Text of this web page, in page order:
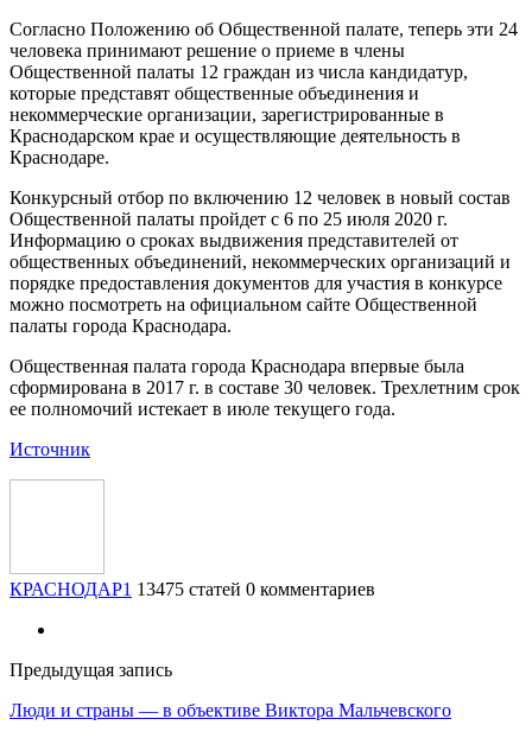
Согласно Положению об Общественной палате, теперь эти 24
человека принимают решение о приеме в члены
Общественной палаты 12 граждан из числа кандидатур,
которые представят общественные объединения и
некоммерческие организации, зарегистрированные в
Краснодарском крае и осуществляющие деятельность в
Краснодаре.
Конкурсный отбор по включению 12 человек в новый состав
Общественной палаты пройдет с 6 по 25 июля 2020 г.
Информацию о сроках выдвижения представителей от
общественных объединений, некоммерческих организаций и
порядке предоставления документов для участия в конкурсе
можно посмотреть на официальном сайте Общественной
палаты города Краснодара.
Общественная палата города Краснодара впервые была
сформирована в 2017 г. в составе 30 человек. Трехлетним срок
ее полномочий истекает в июле текущего года.
Источник
КРАСНОДАР1 13475 статей 0 комментариев
Предыдущая запись
Люди и страны — в объективе Виктора Мальчевского